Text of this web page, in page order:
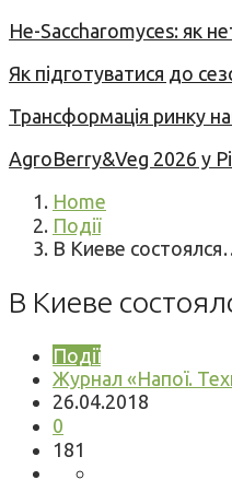
Не-Saccharomyces: як
Як підготуватися до
Трансформація ринку
AgroBerry&Veg 2026 у
Home
Події
В Киеве
В Киеве
Події
Журнал «Напої.
26.04.2018
0
181